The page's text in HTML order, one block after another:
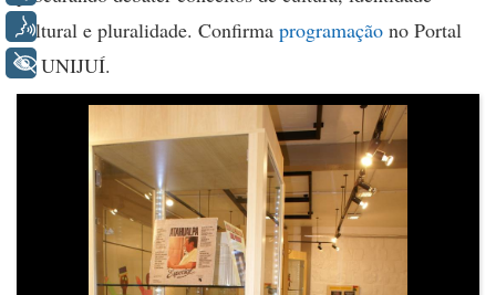
cultural e pluralidade. Confirma programação no Portal
da UNIJUÍ.
Voz
+ Acessibilidade